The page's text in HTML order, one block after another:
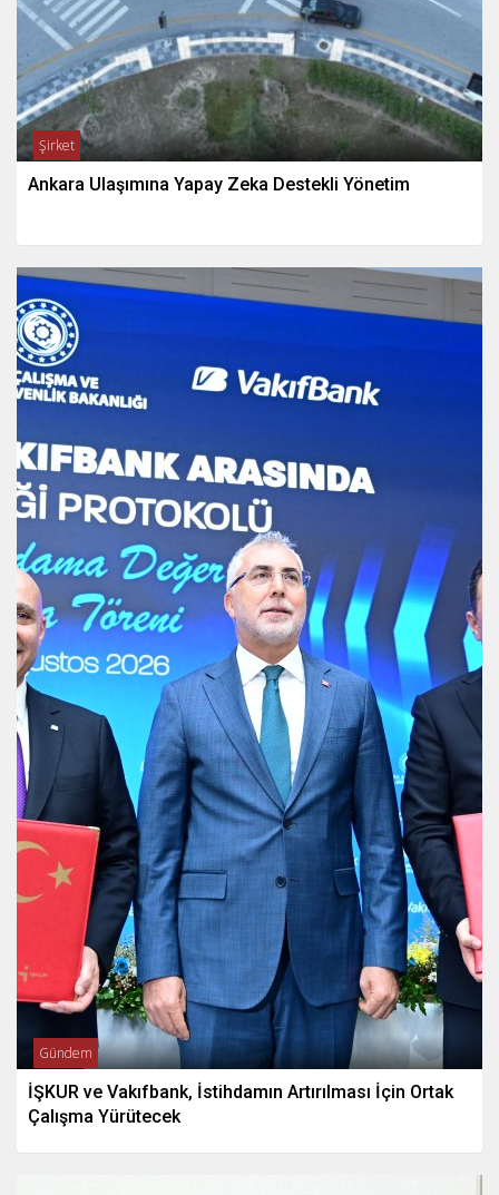
Şirket
Ankara Ulaşımına Yapay Zeka Destekli Yönetim
Gündem
İŞKUR ve Vakıfbank, İstihdamın Artırılması İçin Ortak
Çalışma Yürütecek